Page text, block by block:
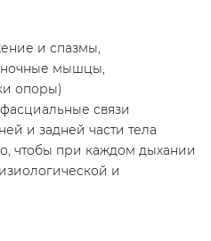
и спазмы,
мышцы,
опоры)
связи
и задней части тела
чтобы при каждом дыхании
и